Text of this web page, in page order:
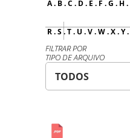
A. B.C . D. E . F .G . H.
R.S .T. U .V.W.X.Y.
FILTRAR POR
TIPO DE ARQUIVO